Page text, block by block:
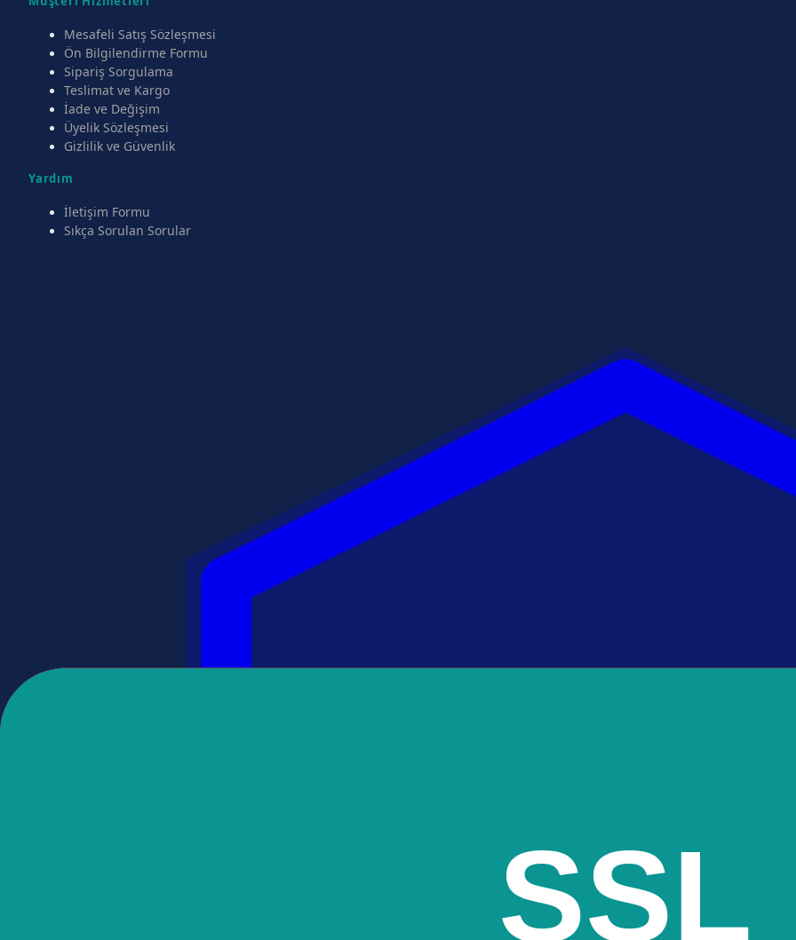
Mesafeli Satış Sözleşmesi
Ön Bilgilendirme Formu
Sipariş Sorgulama
Teslimat ve Kargo
İade ve Değişim
Üyelik Sözleşmesi
Gizlilik ve Güvenlik
Yardım
İletişim Formu
Sıkça Sorulan Sorular